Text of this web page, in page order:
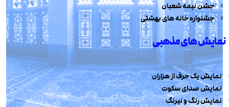
جشن نیمه شعبان
جشنواره خانه های بهشتی
نمایش های مذهبی
نمایش یک حرف از هزاران
نمایش صدای سکوت
نمایش رنگ و نیرنگ